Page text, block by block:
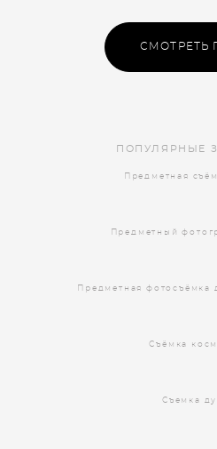
СМОТРЕТЬ
ПОПУЛЯРНЫЕ
Предметная
Предметный
Предметная фотосъёмка
Съёмка
Съемка